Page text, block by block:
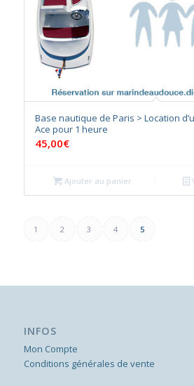
Base nautique de Paris > Location
Ace pour 1 heure
45,00€
Ajouter au panier
1 2 3 4 5
INFOS
Mon Compte
Conditions générales de vente